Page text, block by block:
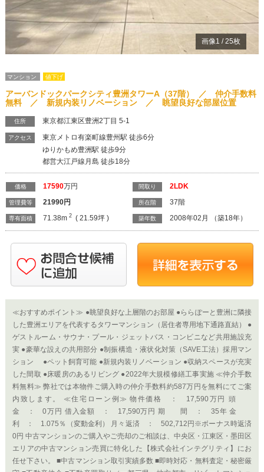
画像1 /25枚
マンション 値下げ
アーバンドックパークシティ豊洲タワーA（37階） ／ 仲介手数料
無料 ／ 新規内装リノベーション ／ 眺望良好な部屋位置
住所 東京都江東区豊洲2丁目 5-1
アクセス
東京メトロ有楽町線豊州駅 徒歩6分
ゆりかもめ豊洲駅 徒歩9分
都営大江戸線月島 徒歩18分
価格 17590万円
管理費等 21990円
専有面積 71.38m2 ( 21.59坪 )
間取り 2LDK
所在階 37階
築年数 2008年02月 （築18年）
≪おすすめポイント≫ ●眺望良好な上層階のお部屋 ●ららぽーと豊洲に隣接
した豊洲エリアを代表するタワーマンション（居住者専用地下通路直結） ●
ゲストルーム・サウナ・プール・ジェットバス・コンビニなど共用施設充
実 ●豪華な設えの共用部分 ●制振構造・液状化対策（SAVE工法）採用マン
ション ●ペット飼育可能 ●新規内装リノベーション ●収納スペースが充実
した間取 ●床暖房のあるリビング ●2022年大規模修繕工事実施 ≪仲介手数
料無料≫ 弊社では本物件ご購入時の仲介手数料約587万円を無料にてご案
内致します。 ≪住宅ローン例≫ 物件価格 ： 17,590万円 頭
金 ： 0万円 借入金額 ： 17,590万円 期 間 ： 35年 金
利 ： 1.075％（変動金利） 月々返済 ： 502,712円※ボーナス時返済
0円 中古マンションのご購入やご売却のご相談は、中央区・江東区・墨田区
エリアの中古マンション売買に特化した【株式会社インテグリティ】にお
任せ下さい。 ■中古マンション取引実績多数 ■即時対応・無料査定・秘密厳